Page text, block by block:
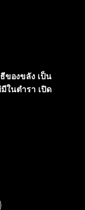
ของขลัง เป็น
ในตำรา เปิด